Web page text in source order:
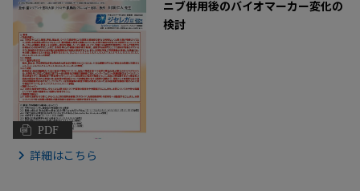
PDF
ニブ併用後のバイオマーカー変化の
検討
詳細はこちら